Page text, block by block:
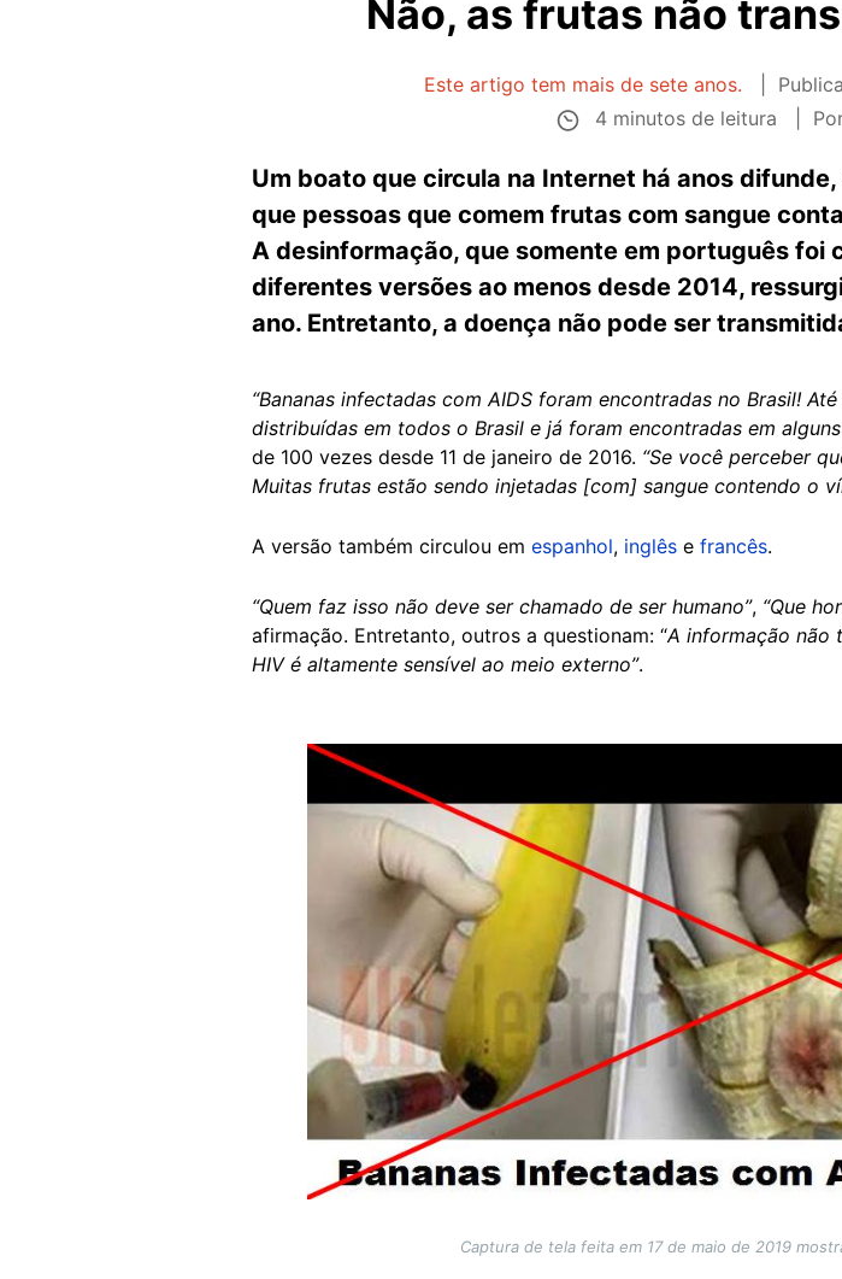
Não, as frutas não
Este artigo tem mais de sete anos.
4 minutos de leitura
Um boato que circula na Internet há anos
que pessoas que comem frutas com sangue
A desinformação, que somente em português foi
diferentes versões ao menos desde 2014,
ano. Entretanto, a doença não pode ser
“Bananas infectadas com AIDS foram encontradas no Brasil!
distribuídas em todos o Brasil e já foram encontradas em
de 100 vezes desde 11 de janeiro de 2016. “Se você perceber
Muitas frutas estão sendo injetadas [com] sangue contendo o
A versão também circulou em espanhol, inglês e francês.
“Quem faz isso não deve ser chamado de ser humano”, “Que
afirmação. Entretanto, outros a questionam: “A informação não
HIV é altamente sensível ao meio externo”.
Image
Captura de tela feita em 17 de maio de 2019